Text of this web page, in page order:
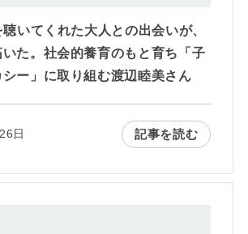
いてくれた大人との出会いが、
た。社会的養育のもと育ち「子
シー」に取り組む渡辺睦美さん
日 記事を読む